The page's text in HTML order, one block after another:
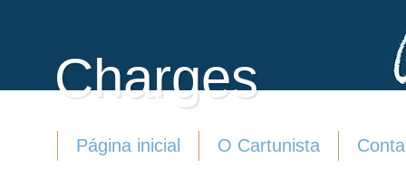
Charges
Página inicial O Cartunista